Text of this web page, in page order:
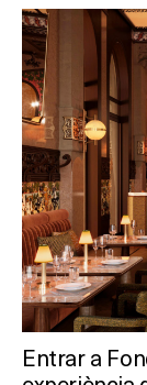
Entrar a